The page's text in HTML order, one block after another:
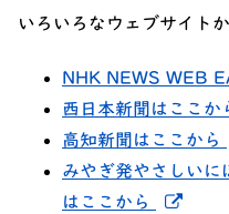
いろいろなウェブサイト
NHK NEWS WEB
西日本新聞はここか
高知新聞はここから
みやぎ発やさしい
はここから